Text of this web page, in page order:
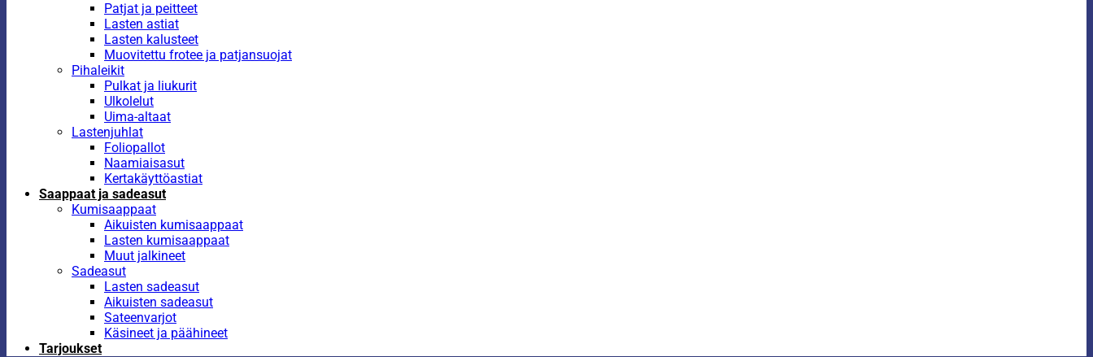
Patjat ja peitteet
Lasten astiat
Lasten kalusteet
Muovitettu frotee ja patjansuojat
Pihaleikit
Pulkat ja liukurit
Ulkolelut
Uima-altaat
Lastenjuhlat
Foliopallot
Naamiaisasut
Kertakäyttöastiat
Saappaat ja sadeasut
Kumisaappaat
Aikuisten kumisaappaat
Lasten kumisaappaat
Muut jalkineet
Sadeasut
Lasten sadeasut
Aikuisten sadeasut
Sateenvarjot
Käsineet ja päähineet
Tarjoukset